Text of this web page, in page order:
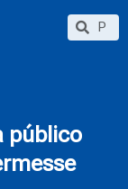
Search
público